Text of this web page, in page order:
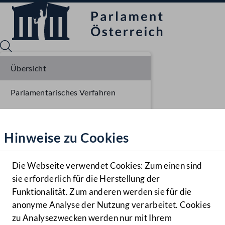
Hilfe
Benutzer
Navigationsmenü öffnen
MENÜ
Hinweise zu Cookies
Die Webseite verwendet Cookies: Zum einen sind
sie erforderlich für die Herstellung der
Funktionalität. Zum anderen werden sie für die
anonyme Analyse der Nutzung verarbeitet. Cookies
zu Analysezwecken werden nur mit Ihrem
Übersicht
Parlamentarisches Verfahren
Ausschussberatungen NR
Plenarberatungen NR